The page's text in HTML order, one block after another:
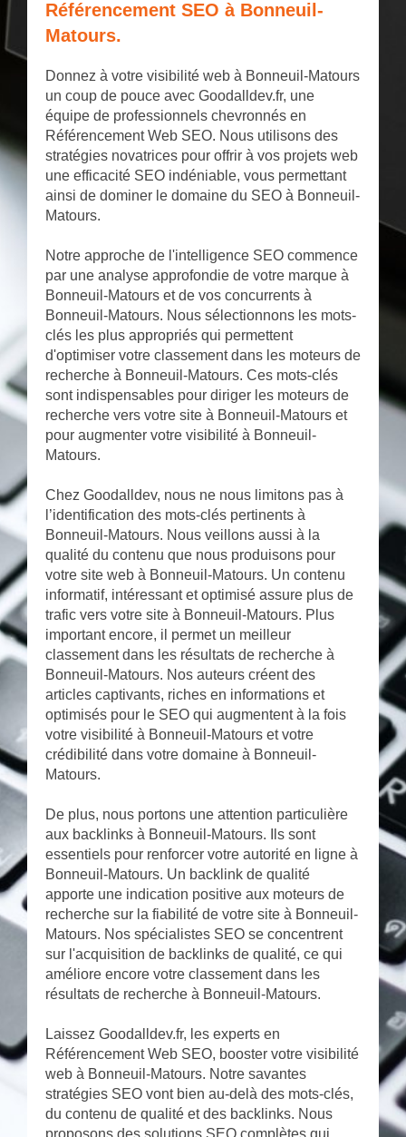
Référencement SEO à Bonneuil-
Matours.
Donnez à votre visibilité web à Bonneuil-Matours
un coup de pouce avec Goodalldev.fr, une
équipe de professionnels chevronnés en
Référencement Web SEO. Nous utilisons des
stratégies novatrices pour offrir à vos projets web
une efficacité SEO indéniable, vous permettant
ainsi de dominer le domaine du SEO à Bonneuil-
Matours.
Notre approche de l'intelligence SEO commence
par une analyse approfondie de votre marque à
Bonneuil-Matours et de vos concurrents à
Bonneuil-Matours. Nous sélectionnons les mots-
clés les plus appropriés qui permettent
d'optimiser votre classement dans les moteurs de
recherche à Bonneuil-Matours. Ces mots-clés
sont indispensables pour diriger les moteurs de
recherche vers votre site à Bonneuil-Matours et
pour augmenter votre visibilité à Bonneuil-
Matours.
Chez Goodalldev, nous ne nous limitons pas à
l’identification des mots-clés pertinents à
Bonneuil-Matours. Nous veillons aussi à la
qualité du contenu que nous produisons pour
votre site web à Bonneuil-Matours. Un contenu
informatif, intéressant et optimisé assure plus de
trafic vers votre site à Bonneuil-Matours. Plus
important encore, il permet un meilleur
classement dans les résultats de recherche à
Bonneuil-Matours. Nos auteurs créent des
articles captivants, riches en informations et
optimisés pour le SEO qui augmentent à la fois
votre visibilité à Bonneuil-Matours et votre
crédibilité dans votre domaine à Bonneuil-
Matours.
De plus, nous portons une attention particulière
aux backlinks à Bonneuil-Matours. Ils sont
essentiels pour renforcer votre autorité en ligne à
Bonneuil-Matours. Un backlink de qualité
apporte une indication positive aux moteurs de
recherche sur la fiabilité de votre site à Bonneuil-
Matours. Nos spécialistes SEO se concentrent
sur l'acquisition de backlinks de qualité, ce qui
améliore encore votre classement dans les
résultats de recherche à Bonneuil-Matours.
Laissez Goodalldev.fr, les experts en
Référencement Web SEO, booster votre visibilité
web à Bonneuil-Matours. Notre savantes
stratégies SEO vont bien au-delà des mots-clés,
du contenu de qualité et des backlinks. Nous